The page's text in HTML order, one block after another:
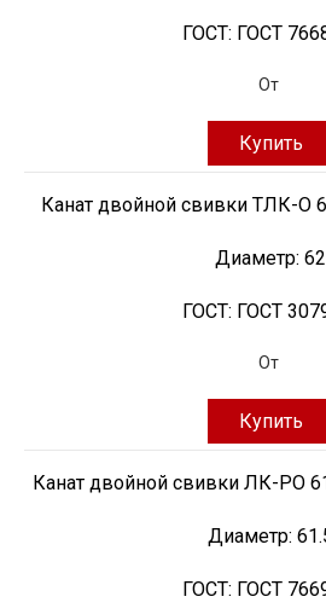
ГОСТ: ГОСТ
От
Купить
Канат двойной свивки ТЛК-О
Диаметр: 62
ГОСТ: ГОСТ
От
Купить
Канат двойной свивки ЛК-РО
Диаметр:
ГОСТ: ГОСТ